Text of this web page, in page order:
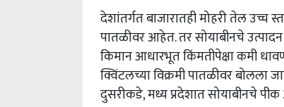
देशांतर्गत बाजारातही मोहरी तेल उच्च
पातळीवर आहेत. तर सोयाबीनचे
किमान आधारभूत किंमतीपेक्षा कमी
क्विंटलच्या विक्रमी पातळीवर बोलला
दुसरीकडे, मध्य प्रदेशात सोयाबीनचे